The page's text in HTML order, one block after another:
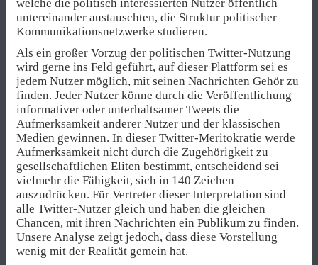
welche die politisch interessierten Nutzer öffentlich
untereinander austauschten, die Struktur politischer
Kommunikationsnetzwerke studieren.
Als ein großer Vorzug der politischen Twitter-Nutzung
wird gerne ins Feld geführt, auf dieser Plattform sei es
jedem Nutzer möglich, mit seinen Nachrichten Gehör zu
finden. Jeder Nutzer könne durch die Veröffentlichung
informativer oder unterhaltsamer Tweets die
Aufmerksamkeit anderer Nutzer und der klassischen
Medien gewinnen. In dieser Twitter-Meritokratie werde
Aufmerksamkeit nicht durch die Zugehörigkeit zu
gesellschaftlichen Eliten bestimmt, entscheidend sei
vielmehr die Fähigkeit, sich in 140 Zeichen
auszudrücken. Für Vertreter dieser Interpretation sind
alle Twitter-Nutzer gleich und haben die gleichen
Chancen, mit ihren Nachrichten ein Publikum zu finden.
Unsere Analyse zeigt jedoch, dass diese Vorstellung
wenig mit der Realität gemein hat.